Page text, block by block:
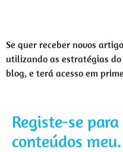
Se quer receber novos
utilizando as estratégias
blog, e terá acesso em
Registe-se
conteúdos meu.